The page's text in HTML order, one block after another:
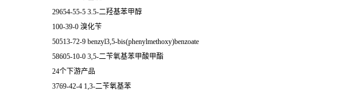
29654-55-5 3.5-二羟基苯甲醇
100-39-0 溴化苄
50513-72-9 benzyl3,5-bis(phenylmethoxy)benzoate
58605-10-0 3,5-二苄氧基苯甲酸甲酯
24个下游产品
3769-42-4 1,3-二苄氧基苯